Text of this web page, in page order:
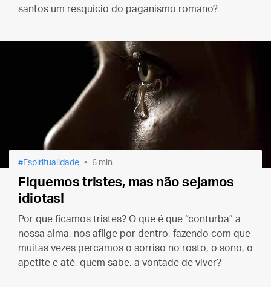
santos um resquício do paganismo romano?
Espiritualidade 6 min
Fiquemos tristes, mas não sejamos
idiotas!
Por que ficamos tristes? O que é que “conturba” a
nossa alma, nos aflige por dentro, fazendo com que
muitas vezes percamos o sorriso no rosto, o sono, o
apetite e até, quem sabe, a vontade de viver?